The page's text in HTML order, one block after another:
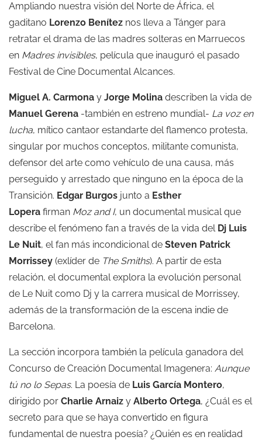
Ampliando nuestra visión del Norte de África, el
gaditano Lorenzo Benítez nos lleva a Tánger para
retratar el drama de las madres solteras en Marruecos
en Madres invisibles, película que inauguró el pasado
Festival de Cine Documental Alcances.
Miguel A. Carmona y Jorge Molina describen la vida de
Manuel Gerena -también en estreno mundial- La voz en
lucha, mítico cantaor estandarte del flamenco protesta,
singular por muchos conceptos, militante comunista,
defensor del arte como vehículo de una causa, más
perseguido y arrestado que ninguno en la época de la
Transición. Edgar Burgos junto a Esther
Lopera firman Moz and I, un documental musical que
describe el fenómeno fan a través de la vida del Dj Luis
Le Nuit, el fan más incondicional de Steven Patrick
Morrissey (exlíder de The Smiths). A partir de esta
relación, el documental explora la evolución personal
de Le Nuit como Dj y la carrera musical de Morrissey,
además de la transformación de la escena indie de
Barcelona.
La sección incorpora también la película ganadora del
Concurso de Creación Documental Imagenera: Aunque
tú no lo Sepas. La poesía de Luis García Montero,
dirigido por Charlie Arnaiz y Alberto Ortega, ¿Cuál es el
secreto para que se haya convertido en figura
fundamental de nuestra poesía? ¿Quién es en realidad